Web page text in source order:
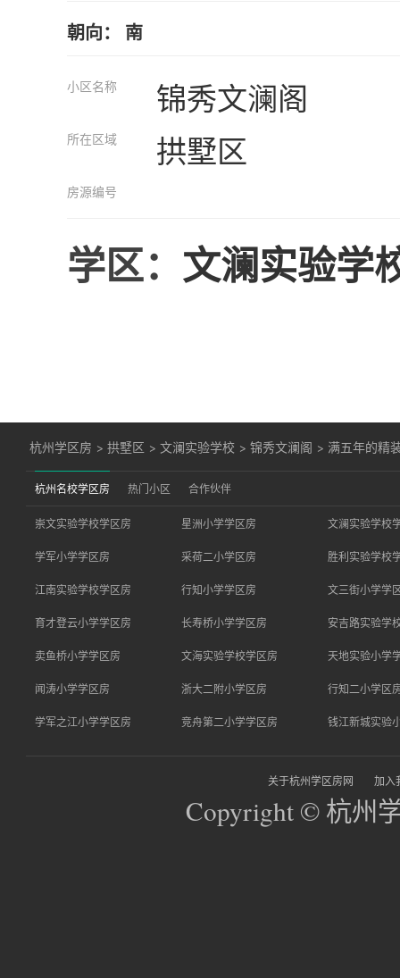
朝向： 南
小区名称 锦秀文澜阁
所在区域 拱墅区
房源编号
学区： 文澜实验学
杭州学区房 >拱墅区 >文澜实验学校 >锦秀文澜阁 > 满五年的精
杭州名校学区房 热门小区 合作伙伴
崇文实验学校学区房 星洲小学学区房 文澜实验学校
学军小学学区房 采荷二小学区房 胜利实验学校
江南实验学校学区房 行知小学学区房 文三街小学学
育才登云小学学区房 长寿桥小学学区房 安吉路实验学
卖鱼桥小学学区房 文海实验学校学区房 天地实验小学
闻涛小学学区房 浙大二附小学区房 行知二小学区
学军之江小学学区房 竞舟第二小学学区房 钱江新城实验
关于杭州学区房网 加入
Copyright © 杭州